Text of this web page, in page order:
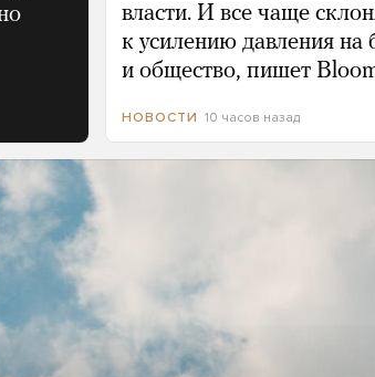
власти. И все чаще
к усилению давления на
и общество, пишет
НОВОСТИ 10 часов назад